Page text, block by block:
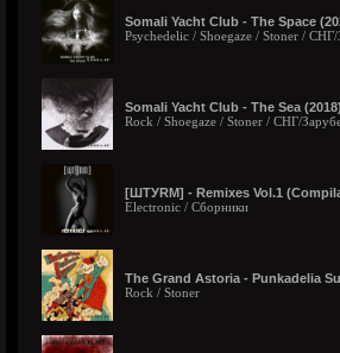
Somali Yacht Club - The Space
Psychedelic / Shoegaze / Stoner /
Somali Yacht Club - The Sea (2018)
Rock / Shoegaze / Stoner / СНГ/
[ШТУRМ] - Remixes Vol.1
Electronic / Сборники
The Grand Astoria - Punkadelia
Rock / Stoner